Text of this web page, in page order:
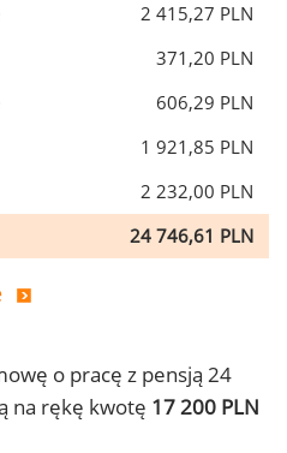
2 415,27 PLN
371,20 PLN
606,29 PLN
1 921,85 PLN
2 232,00 PLN
24 746,61 PLN
o pracę z pensją 24
na rękę kwotę 17 200 PLN